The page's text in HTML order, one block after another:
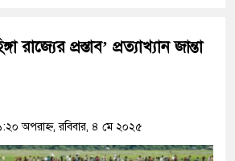
রাজ্যের প্রস্তাব’ প্রত্যাখ্যান জান্তা
অপরাহ্ন, রবিবার, ৪ মে ২০২৫